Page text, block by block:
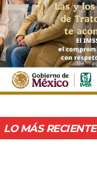
LO MÁS RECIENTE